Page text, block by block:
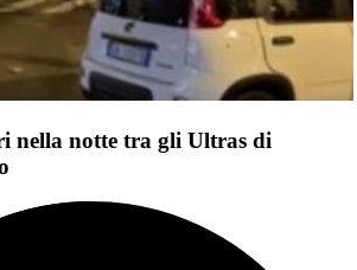
nella notte tra gli Ultras di